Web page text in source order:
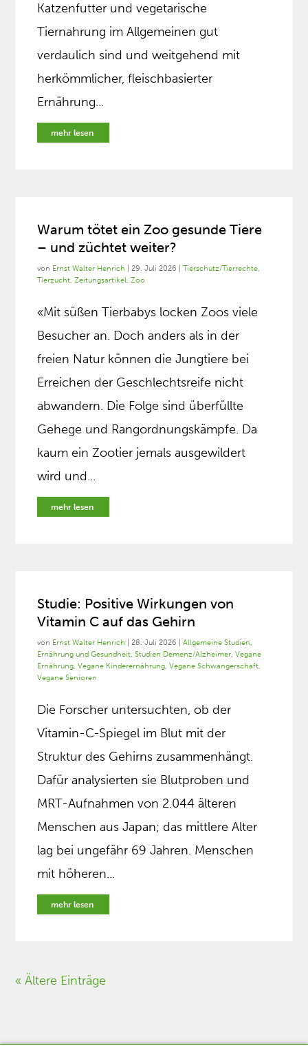
Katzenfutter und vegetarische
Tiernahrung im Allgemeinen gut
verdaulich sind und weitgehend mit
herkömmlicher, fleischbasierter
Ernährung...
mehr lesen
Warum tötet ein Zoo gesunde Tiere
– und züchtet weiter?
von Ernst Walter Henrich |29. Juli 2026 |Tierschutz/Tierrechte,
Tierzucht,Zeitungsartikel,Zoo
«Mit süßen Tierbabys locken Zoos viele
Besucher an. Doch anders als in der
freien Natur können die Jungtiere bei
Erreichen der Geschlechtsreife nicht
abwandern. Die Folge sind überfüllte
Gehege und Rangordnungskämpfe. Da
kaum ein Zootier jemals ausgewildert
wird und...
mehr lesen
Studie: Positive Wirkungen von
Vitamin C auf das Gehirn
von Ernst Walter Henrich |28. Juli 2026 |Allgemeine Studien,
Ernährung und Gesundheit,Studien Demenz/Alzheimer,Vegane
Ernährung,Vegane Kinderernährung,Vegane Schwangerschaft,
Vegane Senioren
Die Forscher untersuchten, ob der
Vitamin-C-Spiegel im Blut mit der
Struktur des Gehirns zusammenhängt.
Dafür analysierten sie Blutproben und
MRT-Aufnahmen von 2.044 älteren
Menschen aus Japan; das mittlere Alter
lag bei ungefähr 69 Jahren. Menschen
mit höheren...
mehr lesen
« Ältere Einträge